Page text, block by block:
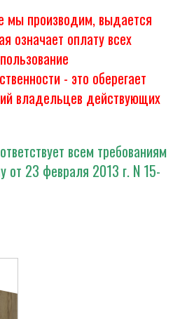
мы производим, выдается
означает оплату всех
- это оберегает
владельцев действующих
всем требованиям
от 23 февраля 2013 г. N 15-